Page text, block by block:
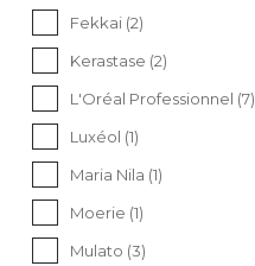
Fekkai (2)
Kerastase (2)
L'Oréal Professionnel (7)
Luxéol (1)
Maria Nila (1)
Moerie (1)
Mulato (3)